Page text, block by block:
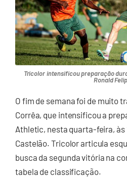
Tricolor intensificou preparação
Ronald
O fim de semana foi de muito
Corrêa, que intensificou a
Athletic, nesta quarta-feira, às
Castelão. Tricolor articula
busca da segunda vitória na
tabela de classificação.